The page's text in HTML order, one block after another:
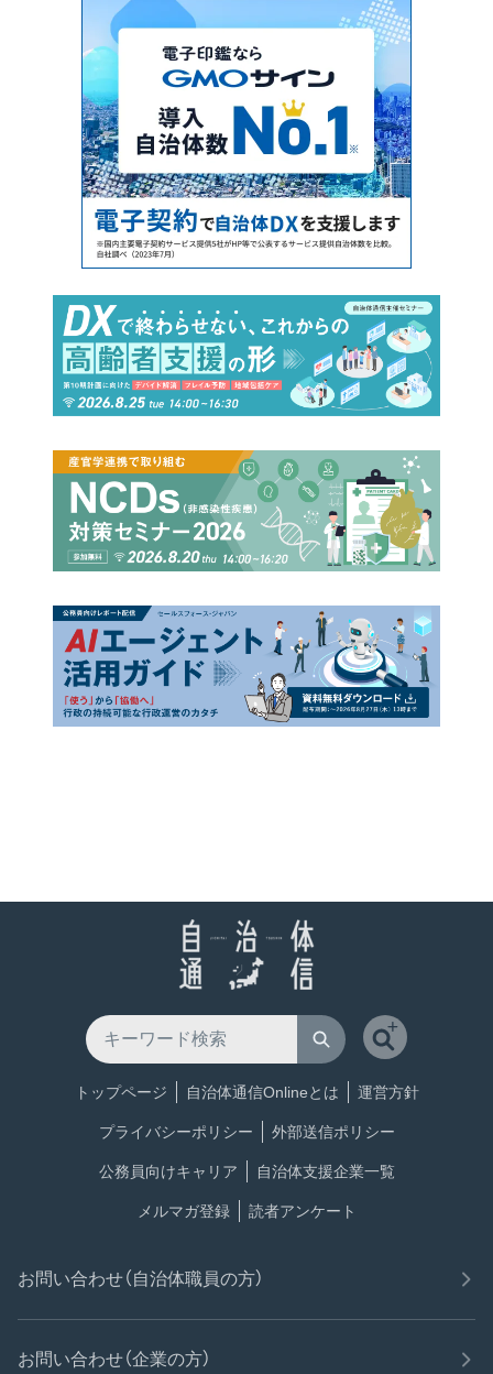
トップページ 自治体通信Onlineとは 運営方針
プライバシーポリシー 外部送信ポリシー
公務員向けキャリア 自治体支援企業一覧
メルマガ登録 読者アンケート
お問い合わせ（自治体職員の方）
お問い合わせ（企業の方）